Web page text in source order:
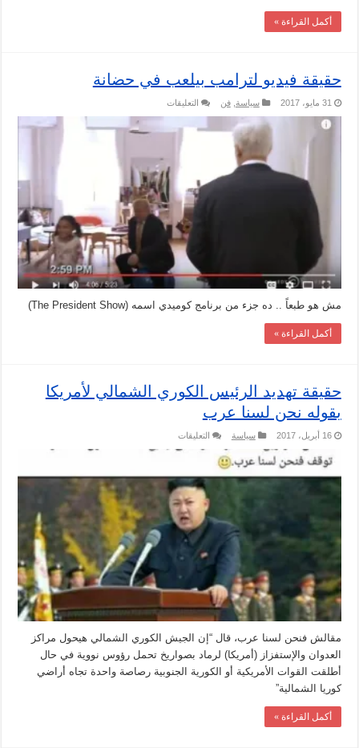
أكمل القراءة »
حقيقة فيديو لترامب بيلعب في حضانة
31 مايو، 2017 سياسة ,فن التعليقات
لترامب
حضانة
مغلقة
مش هو طبعاً .. ده جزء من برنامج كوميدي اسمه (The President Show)
أكمل القراءة »
حقيقة تهديد الرئيس الكوري الشمالي لأمريكا
بقوله نحن لسنا عرب
16 أبريل، 2017 سياسة التعليقات
الكوري
الشمالي
لأمريكا
بقوله
نحن
لسنا
عرب
مغلقة
مقالش فنحن لسنا عرب، قال “إن الجيش الكوري الشمالي هيحول مراكز
العدوان والإستفزاز (أمريكا) لرماد بصواريخ تحمل رؤوس نووية في حال
أطلقت القوات الأمريكية أو الكورية الجنوبية رصاصة واحدة تجاه أراضي
كوريا الشمالية”
أكمل القراءة »